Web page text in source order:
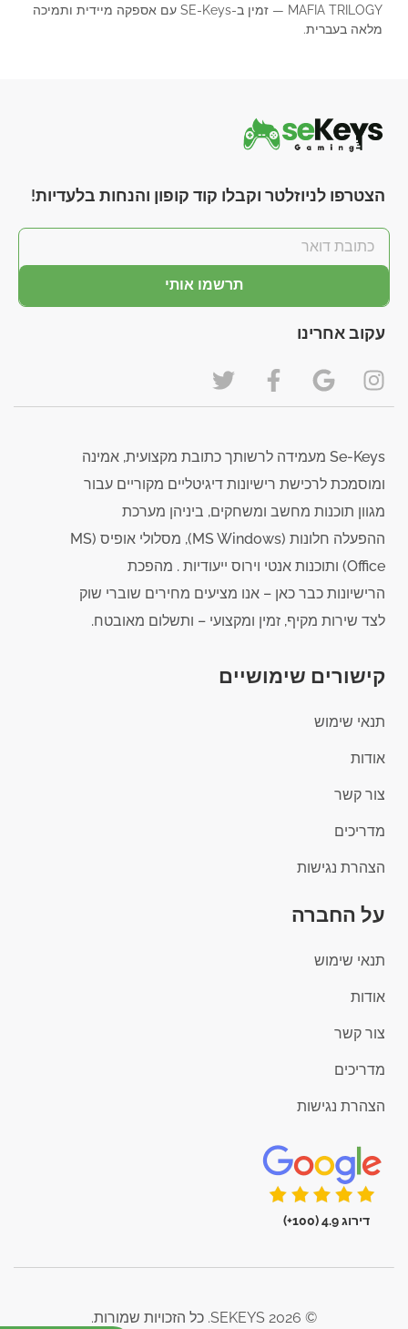
MAFIA TRILOGY — זמין ב-SE-Keys עם אספקה מיידית ותמיכה
מלאה בעברית.
הצטרפו לניוזלטר וקבלו קוד קופון והנחות בלעדיות!
תרשמו אותי
עקוב אחרינו
Se-Keys מעמידה לרשותך כתובת מקצועית, אמינה
ומוסמכת לרכישת רישיונות דיגיטליים מקוריים עבור
מגוון תוכנות מחשב ומשחקים, ביניהן מערכת
ההפעלה חלונות (MS Windows), מסלולי אופיס (MS
Office) ותוכנות אנטי וירוס ייעודיות . מהפכת
הרישיונות כבר כאן – אנו מציעים מחירים שוברי שוק
לצד שירות מקיף, זמין ומקצועי – ותשלום מאובטח.
קישורים שימושיים
תנאי שימוש
אודות
צור קשר
מדריכים
הצהרת נגישות
על החברה
תנאי שימוש
אודות
צור קשר
מדריכים
הצהרת נגישות
דירוג 4.9 (100+)
© 2026 SEKEYS. כל הזכויות שמורות.